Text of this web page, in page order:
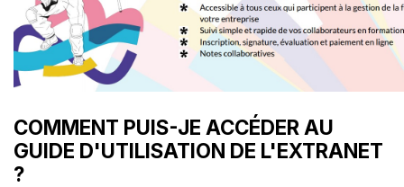
COMMENT PUIS-JE ACCÉDER AU
GUIDE D'UTILISATION DE L'EXTRANET
?